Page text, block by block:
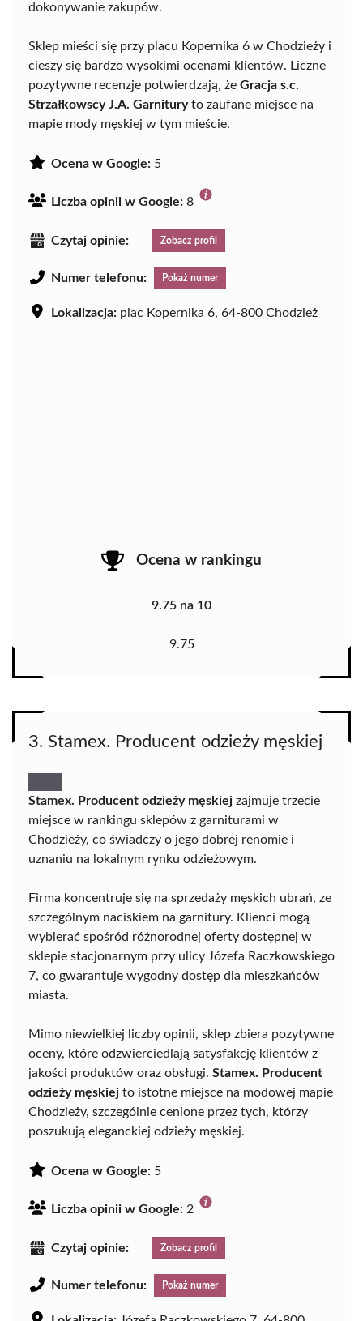
dokonywanie zakupów.
Sklep mieści się przy placu Kopernika 6 w Chodzieży i
cieszy się bardzo wysokimi ocenami klientów. Liczne
pozytywne recenzje potwierdzają, że Gracja s.c.
Strzałkowscy J.A. Garnituryto zaufane miejsce na
mapie mody męskiej w tym mieście.
Ocena w Google: 5
Liczba opinii w Google: 8
Czytaj opinie: Zobacz profil
Numer telefonu: Pokaż numer
Lokalizacja: plac Kopernika 6, 64-800 Chodzież
Ocena w rankingu
9.75 na 10
9.75
3. Stamex. Producent odzieży męskiej
Stamex. Producent odzieży męskiej zajmuje trzecie
miejsce w rankingu sklepów z garniturami w
Chodzieży, co świadczy o jego dobrej renomie i
uznaniu na lokalnym rynku odzieżowym.
Firma koncentruje się na sprzedaży męskich ubrań, ze
szczególnym naciskiem na garnitury. Klienci mogą
wybierać spośród różnorodnej oferty dostępnej w
sklepie stacjonarnym przy ulicy Józefa Raczkowskiego
7, co gwarantuje wygodny dostęp dla mieszkańców
miasta.
Mimo niewielkiej liczby opinii, sklep zbiera pozytywne
oceny, które odzwierciedlają satysfakcję klientów z
jakości produktów oraz obsługi. Stamex. Producent
odzieży męskiej to istotne miejsce na modowej mapie
Chodzieży, szczególnie cenione przez tych, którzy
poszukują eleganckiej odzieży męskiej.
Ocena w Google: 5
Liczba opinii w Google: 2
Czytaj opinie: Zobacz profil
Numer telefonu: Pokaż numer